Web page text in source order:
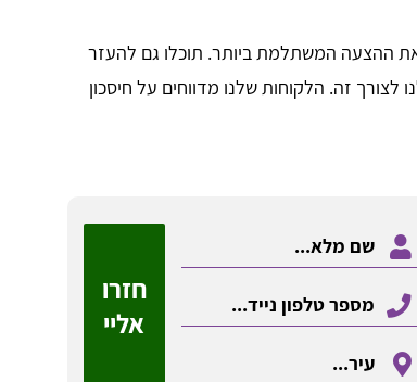
את ההצעה המשתלמת ביותר. תוכלו גם להעזר
לצורך זה. הלקוחות שלנו מדווחים על חיסכון
חזרו
אליי